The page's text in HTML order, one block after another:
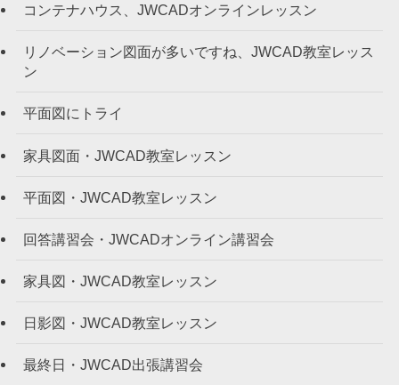
コンテナハウス、JWCADオンラインレッスン
リノベーション図面が多いですね、JWCAD教室レッス
ン
平面図にトライ
家具図面・JWCAD教室レッスン
平面図・JWCAD教室レッスン
回答講習会・JWCADオンライン講習会
家具図・JWCAD教室レッスン
日影図・JWCAD教室レッスン
最終日・JWCAD出張講習会